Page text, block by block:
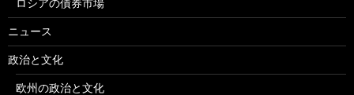
ロシアの債券市場
ニュース
政治と文化
欧州の政治と文化